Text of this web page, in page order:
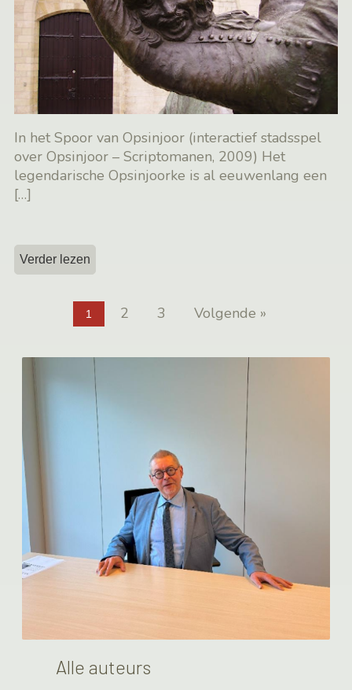
In het Spoor van Opsinjoor (interactief stadsspel
over Opsinjoor – Scriptomanen, 2009) Het
legendarische Opsinjoorke is al eeuwenlang een
[…]
Verder lezen
Berichten
paginering
1 2 3 Volgende »
Alle auteurs